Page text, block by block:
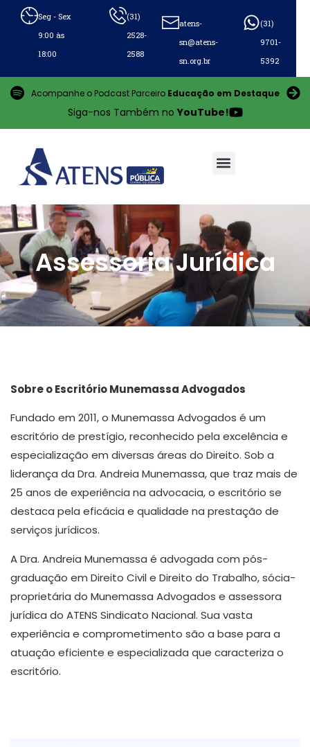
Seg - Sex
9:00 às
18:00
(31)
2528-
2588
atens-
sn@atens-
sn.org.br
(31)
9701-
5392
Acompanhe o Podcast Parceiro Educação em Destaque
Siga-nos Também noYouTube!
Assessoria Jurídica
Sobre o Escritório Munemassa Advogados
Fundado em 2011, o Munemassa Advogados é um
escritório de prestígio, reconhecido pela excelência e
especialização em diversas áreas do Direito. Sob a
liderança da Dra. Andreia Munemassa, que traz mais de
25 anos de experiência na advocacia, o escritório se
destaca pela eficácia e qualidade na prestação de
serviços jurídicos.
A Dra. Andreia Munemassa é advogada com pós-
graduação em Direito Civil e Direito do Trabalho, sócia-
proprietária do Munemassa Advogados e assessora
jurídica do ATENS Sindicato Nacional. Sua vasta
experiência e comprometimento são a base para a
atuação eficiente e especializada que caracteriza o
escritório.